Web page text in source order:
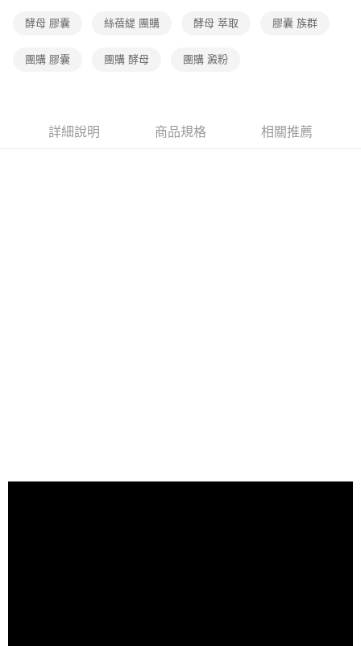
酵母 膠囊 絲蓓緹 團購 酵母 萃取 膠囊 族群
團購 膠囊 團購 酵母 團購 澱粉
詳細說明 商品規格 相關推薦